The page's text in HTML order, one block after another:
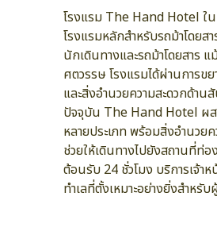
โรงแรม The Hand Hotel ใ
โรงแรมหลักสำหรับรถม้าโดย
นักเดินทางและรถม้าโดยสาร
ศตวรรษ โรงแรมได้ผ่านการข
และสิ่งอำนวยความสะดวกด้
ปัจจุบัน The Hand Hotel ผส
หลายประเภท พร้อมสิ่งอำนวย
ช่วยให้เดินทางไปยังสถานที่ท่
ต้อนรับ 24 ชั่วโมง บริการเจ้า
ทำเลที่ตั้งเหมาะอย่างยิ่งสำห